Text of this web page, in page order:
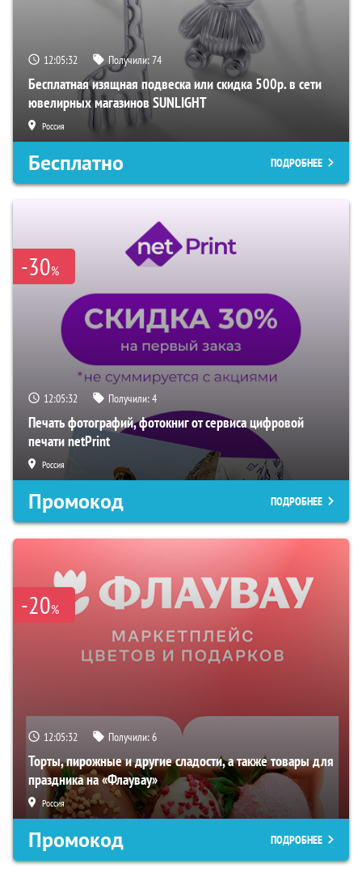
12:05:31 Получили:74
Бесплатная изящная подвеска или скидка 500р. в сети
ювелирных магазинов SUNLIGHT
Россия
Бесплатно ПОДРОБНЕЕ
-30%
12:05:31 Получили:4
Печать фотографий, фотокниг от сервиса цифровой
печати netPrint
Россия
Промокод ПОДРОБНЕЕ
-20%
12:05:31 Получили:6
Торты, пирожные и другие сладости, а также товары для
праздника на «Флаувау»
Россия
Промокод ПОДРОБНЕЕ